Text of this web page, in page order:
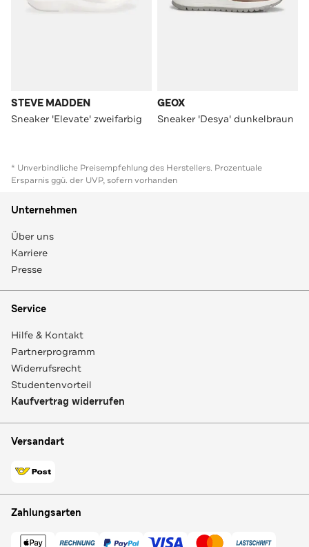
STEVE MADDEN
Sneaker 'Elevate' zweifarbig
GEOX
Sneaker 'Desya' dunkelbraun
* Unverbindliche Preisempfehlung des Herstellers. Prozentuale
Ersparnis ggü. der UVP, sofern vorhanden
Unternehmen
Über uns
Karriere
Presse
Service
Hilfe & Kontakt
Partnerprogramm
Widerrufsrecht
Studentenvorteil
Kaufvertrag widerrufen
Versandart
Zahlungsarten